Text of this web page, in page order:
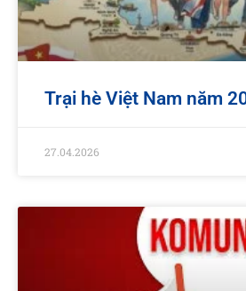
Trại hè Việt Nam năm
27.04.2026